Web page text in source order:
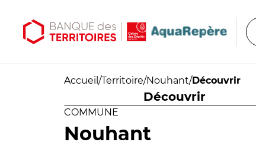
Accueil /Territoire/Nouhant/Découvrir
Découvrir
COMMUNE
Nouhant